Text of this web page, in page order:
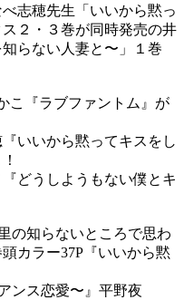
志穂先生「いいから黙っ
２・３巻が同時発売の井
らない人妻と〜」１巻
こ『ラブファントム』が
いいから黙ってキスをし
！
どうしようもない僕とキ
の知らないところで思わ
カラー37P『いいから黙
ンス恋愛〜』平野夜